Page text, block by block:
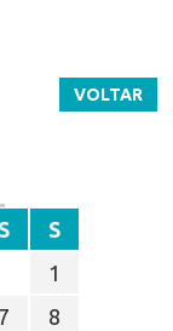
VOLTAR
S
S
1
7
8